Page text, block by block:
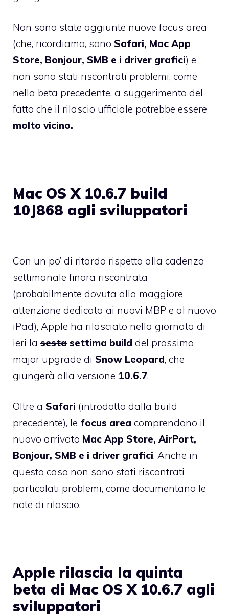
Non sono state aggiunte nuove focus area
(che, ricordiamo, sono Safari, Mac App
Store, Bonjour, SMB e i driver grafici) e
non sono stati riscontrati problemi, come
nella beta precedente, a suggerimento del
fatto che il rilascio ufficiale potrebbe essere
molto vicino.
Mac OS X 10.6.7 build
10J868 agli sviluppatori
Con un po’ di ritardo rispetto alla cadenza
settimanale finora riscontrata
(probabilmente dovuta alla maggiore
attenzione dedicata ai nuovi MBP e al nuovo
iPad), Apple ha rilasciato nella giornata di
ieri la sesta settima build del prossimo
major upgrade di Snow Leopard, che
giungerà alla versione 10.6.7.
Oltre a Safari (introdotto dalla build
precedente), le focus area comprendono il
nuovo arrivato Mac App Store, AirPort,
Bonjour, SMB e i driver grafici. Anche in
questo caso non sono stati riscontrati
particolati problemi, come documentano le
note di rilascio.
Apple rilascia la quinta
beta di Mac OS X 10.6.7 agli
sviluppatori